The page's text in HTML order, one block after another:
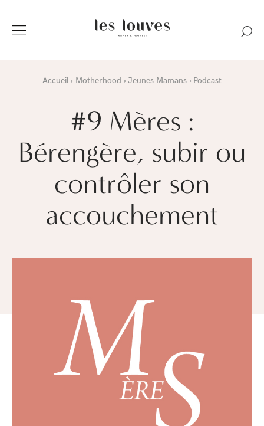
Accueil Motherhood Jeunes Mamans Podcast
#9 Mères :
Bérengère, subir ou
contrôler son
accouchement